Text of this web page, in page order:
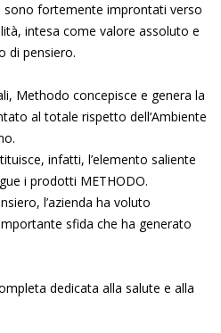
fortemente improntati verso
intesa come valore assoluto e
di pensiero.
Methodo concepisce e genera la
al totale rispetto dell‘Ambiente
infatti, l’elemento saliente
i prodotti METHODO.
l’azienda ha voluto
sfida che ha generato
dedicata alla salute e alla